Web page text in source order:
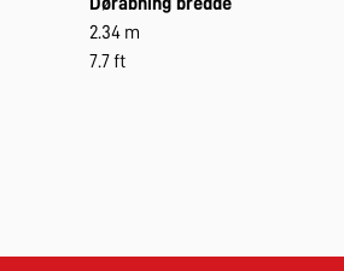
2.34 m
7.7 ft